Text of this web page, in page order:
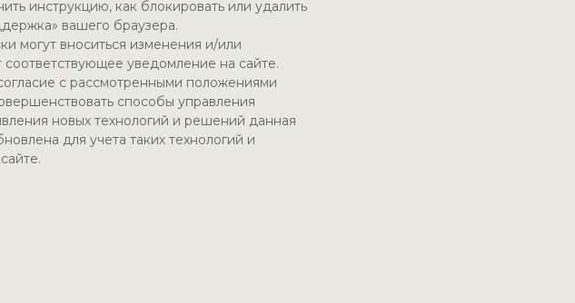
инструкцию, как блокировать или удалить
вашего браузера.
могут вноситься изменения и/или
соответствующее уведомление на сайте.
с рассмотренными положениями
способы управления
новых технологий и решений данная
для учета таких технологий и